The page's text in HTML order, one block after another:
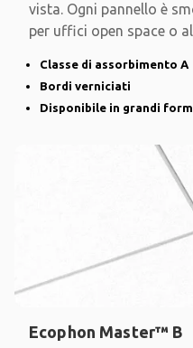
vista. Ogni pannello è
per uffici open space o
Classe di assorbimento A
Bordi verniciati
Disponibile in grandi
Ecophon Master™ B